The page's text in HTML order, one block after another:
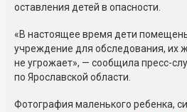
оставления детей в опасности.
«В настоящее время дети
учреждение для обследования, их
не угрожает», — сообщила пресс-
по Ярославской области.
Фотография маленького ребенка,